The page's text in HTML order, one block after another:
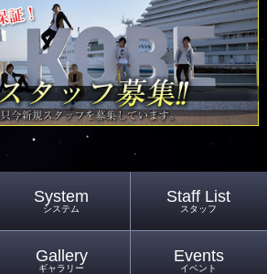
System
システム
Staff List
スタッフ
Gallery
ギャラリー
Events
イベント